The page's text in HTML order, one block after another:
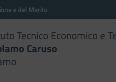
e del Merito
Tecnico Economico e
Caruso